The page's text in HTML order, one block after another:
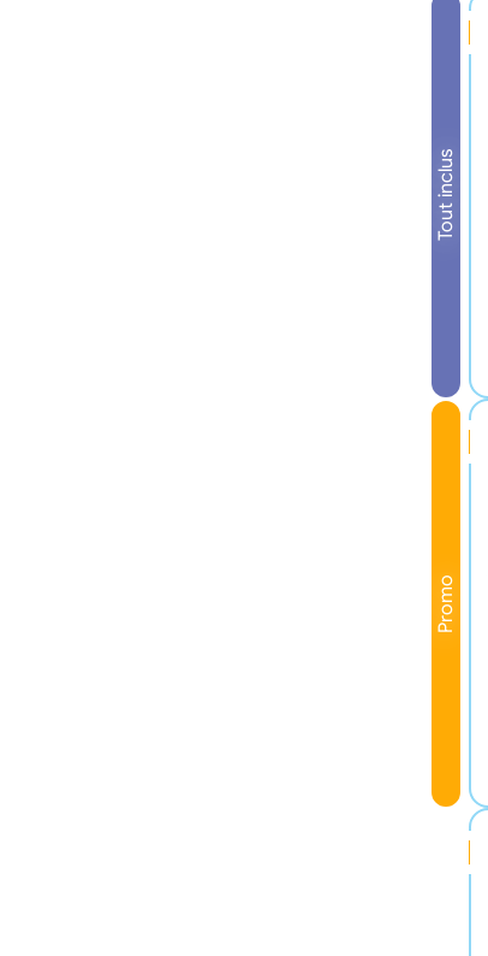
Tout inclus
Promo